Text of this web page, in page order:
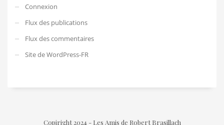
Connexion
Flux des publications
Flux des commentaires
Site de WordPress-FR
Copiright 2024 - Les Amis de Robert Brasillach